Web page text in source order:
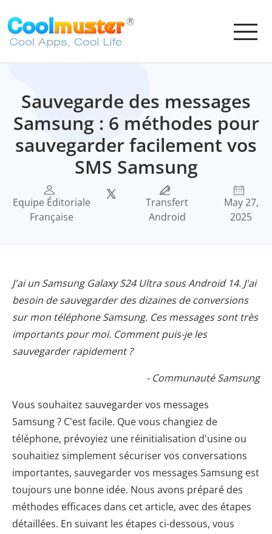
Sauvegarde des messages
Samsung : 6 méthodes pour
sauvegarder facilement vos
SMS Samsung
Equipe Éditoriale
Française
Transfert
Android
May 27,
2025
J'ai un Samsung Galaxy S24 Ultra sous Android 14. J'ai
besoin de sauvegarder des dizaines de conversions
sur mon téléphone Samsung. Ces messages sont très
importants pour moi. Comment puis-je les
sauvegarder rapidement ?
- Communauté Samsung
Vous souhaitez sauvegarder vos messages
Samsung ? C'est facile. Que vous changiez de
téléphone, prévoyiez une réinitialisation d'usine ou
souhaitiez simplement sécuriser vos conversations
importantes, sauvegarder vos messages Samsung est
toujours une bonne idée. Nous avons préparé des
méthodes efficaces dans cet article, avec des étapes
détaillées. En suivant les étapes ci-dessous, vous